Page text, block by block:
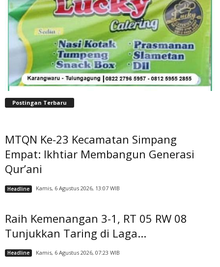
Postingan Terbaru
MTQN Ke-23 Kecamatan Simpang
Empat: Ikhtiar Membangun Generasi
Qur’ani
Headline Kamis, 6 Agustus 2026, 13:07 WIB
Raih Kemenangan 3-1, RT 05 RW 08
Tunjukkan Taring di Laga...
Headline Kamis, 6 Agustus 2026, 07:23 WIB